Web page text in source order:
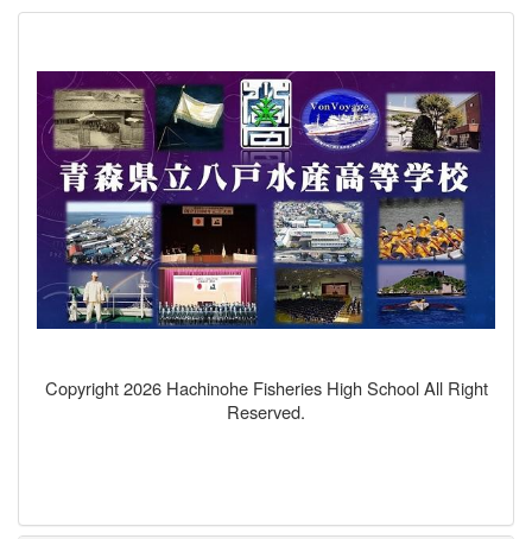
Copyright 2026 Hachinohe Fisheries High School All Right
Reserved.